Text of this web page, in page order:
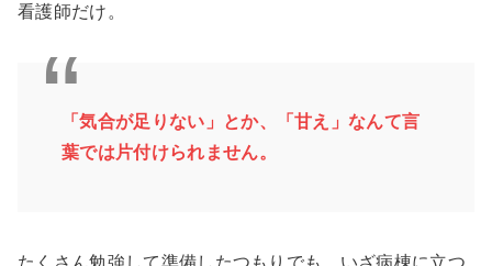
看護師だけ。
「気合が足りない」とか、「甘え」なんて言
葉では片付けられません。
たくさん勉強して準備したつもりでも、いざ病棟に立つ